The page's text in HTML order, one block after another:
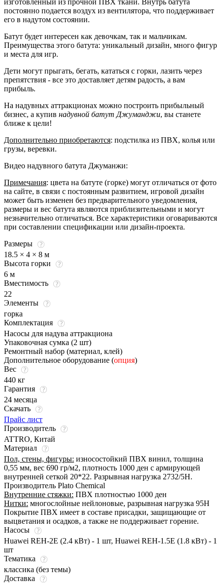
постоянно подается воздух из вентилятора, что поддерживает
его в надутом состоянии.
Батут будет интересен как девочкам, так и мальчикам.
Преимущества этого батута: уникальный дизайн, много фигур
и места для игр.
Дети могут прыгать, бегать, кататься с горки, лазить через
препятствия - все это доставляет детям радость, а вам
прибыль.
На надувных аттракционах можно построить прибыльный
бизнес, а купив надувной батут Джуманджи, вы станете
ближе к цели!
Дополнительно приобретаются: подстилка из ПВХ, колья или
грузы, веревки.
Видео надувного батута Джуманжи:
Примечания: цвета на батуте (горке) могут отличаться от фото
на сайте, в связи с постоянным развитием, игровой дизайн
может быть изменен без предварительного уведомления,
размеры и вес батута являются приблизительными и могут
незначительно отличаться. Все характеристики оговариваются
при составлении спецификации или дизайн-проекта.
Размеры
18.5 × 4 × 8 м
Высота горки
6 м
Вместимость
22
Элементы
горка
Комплектация
Насосы для надува аттракциона
Упаковочная сумка (2 шт)
Ремонтный набор (материал, клей)
Дополнительное оборудование (опция)
Вес
440 кг
Гарантия
24 месяца
Скачать
Прайс лист
Производитель
ATTRO, Китай
Материал
Пол, стены, фигуры: износостойкий ПВХ винил, толщина
0,55 мм, вес 690 гр/м2, плотность 1000 ден с армирующей
внутренней сеткой 20*22. Разрывная нагрузка 2732/5Н.
Производитель Plato Chemical
Внутренние стяжки: ПВХ плотностью 1000 ден
Нитки: многослойные нейлоновые, разрывная нагрузка 95Н
Покрытие ПВХ имеет в составе присадки, защищающие от
выцветания и осадков, а также не поддерживает горение.
Насосы
Huawei REH-2E (2.4 кВт) - 1 шт, Huawei REH-1.5E (1.8 кВт) - 1
шт
Тематика
классика (без темы)
Доставка